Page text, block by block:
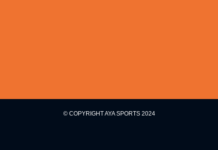
© COPYRIGHT AYA SPORTS 2024